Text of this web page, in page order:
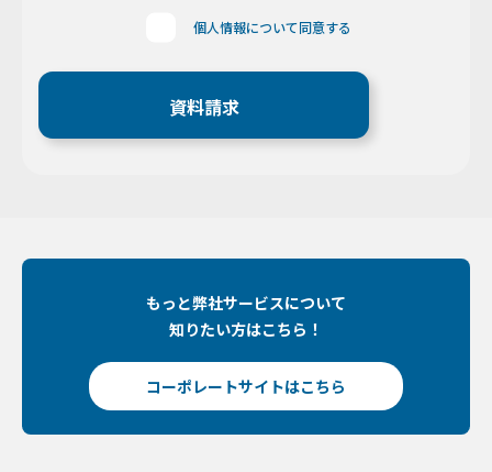
り、及び御注文確認、サービスや商品の提供、ご
請求の対応、アフターフォロー、当社からの情報
提供に利用いたします。お客様からお預りした個
人情報は、お客様からご依頼いただいた業務のみ
に利用いたします。
要請を受け、当社とお客様の権利、財産、安全を
保護するため、情報の開示が必要不可欠と認めら
れた場合には、個人情報を開示することがありま
【Googleアナリティクスの使用について】 当サ
イトでは、より良いサービスの提供、またユーザ
個人情報について同意する
もっと弊社サービスについて
知りたい方はこちら！
コーポレートサイトはこちら